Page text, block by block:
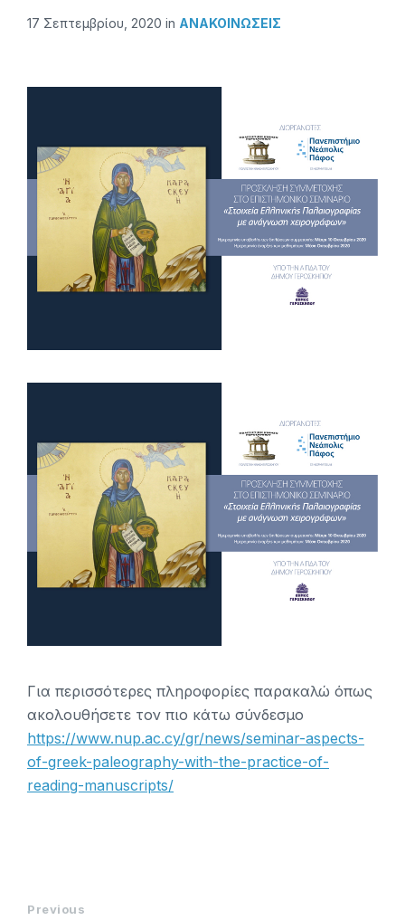
17 Σεπτεμβρίου, 2020 in ΑΝΑΚΟΙΝΏΣΕΙΣ
Για περισσότερες πληροφορίες παρακαλώ όπως
ακολουθήσετε τον πιο κάτω σύνδεσμο
https://www.nup.ac.cy/gr/news/seminar-aspects-
of-greek-paleography-with-the-practice-of-
reading-manuscripts/
Previous